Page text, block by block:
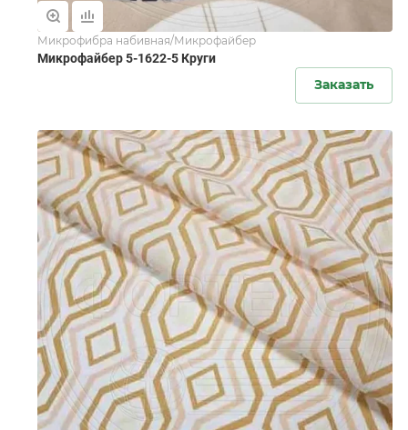
Микрофибра набивная/Микрофайбер
Микрофайбер 5-1622-5 Круги
Заказать